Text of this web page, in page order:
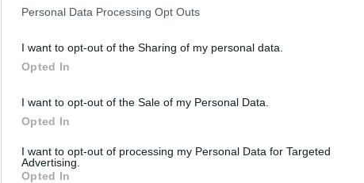
Personal Data Processing Opt Outs
I want to opt-out of the Sharing of my personal data.
Opted In
I want to opt-out of the Sale of my Personal Data.
Opted In
I want to opt-out of processing my Personal Data for Targeted
Advertising.
Opted In
βιογραφική ταινία "Snoop".
με